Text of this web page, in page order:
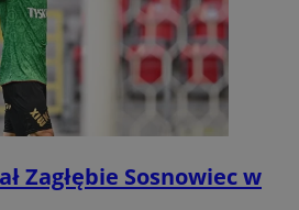
Zagłębie Sosnowiec w